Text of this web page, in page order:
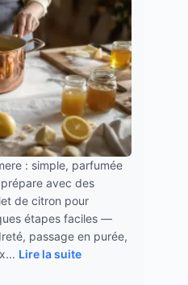
: simple, parfumée
avec des
de citron pour
étapes faciles —
passage en purée,
Lire la suite